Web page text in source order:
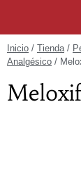
Inicio / Tienda/
Analgésico /